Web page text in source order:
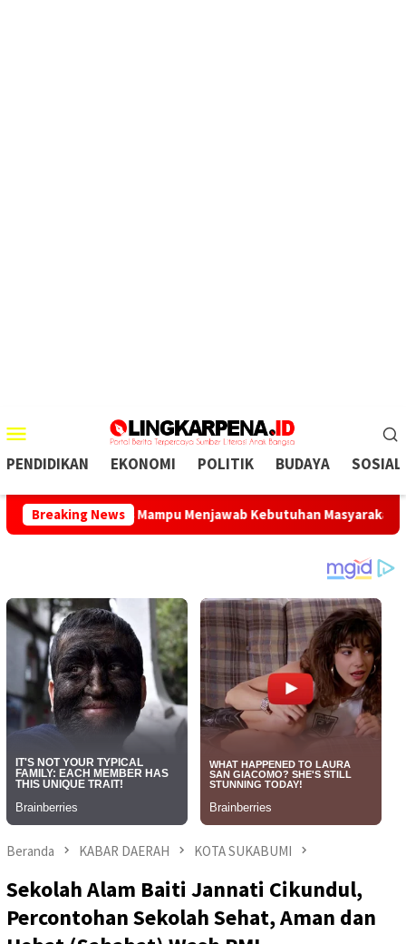
Mobile
PENDIDIKAN EKONOMI POLITIK BUDAYA SOSIAL
Breaking News
Harus Mampu Menjawab Kebutuhan Masyarakat
Beranda KABAR DAERAH KOTA SUKABUMI
Sekolah Alam Baiti Jannati Cikundul,
Percontohan Sekolah Sehat, Aman dan